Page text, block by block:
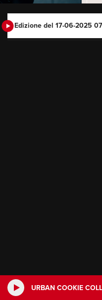
URBAN COOKIE
Edizione del 17-06-2025